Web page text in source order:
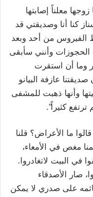
معلناً إصابتها
كنا أنا وصديقتي قد
الفيروس من أحد وبعد
وأنني سأبقى
وما أن استقرت
عازفة البيانو
وأنها ذهبت للمشفى
كثيراً”.
ما الأعراض؟ قلنا
مغص في الأمعاء،
في البيت لاتغادروا.
صار الأصدقاء
على صدري لا يمكن